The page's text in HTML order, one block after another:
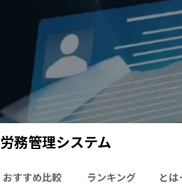
労務管理システム
おすすめ比較 ランキング とは